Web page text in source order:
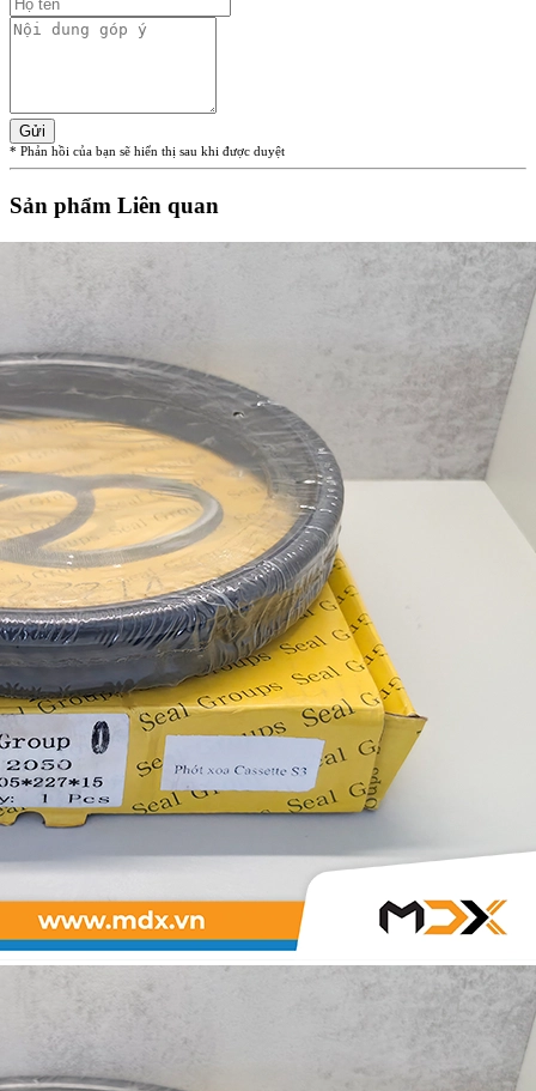
Gửi
* Phản hồi của bạn sẽ hiển thị sau khi được duyệt
Sản phẩm Liên quan